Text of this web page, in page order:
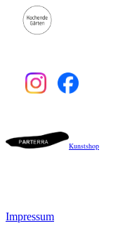
Kunstshop
Impressum